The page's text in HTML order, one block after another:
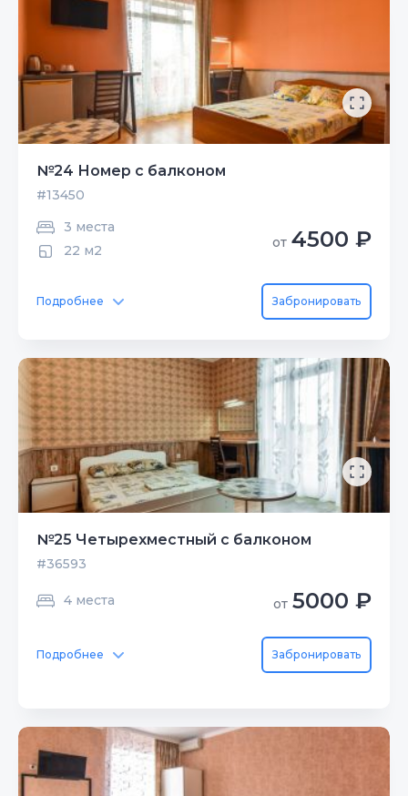
№24 Номер с балконом
#13450
3 места
22 м2
от 4500 ₽
Подробнее Забронировать
№25 Четырехместный с балконом
#36593
4 места от 5000 ₽
Подробнее Забронировать